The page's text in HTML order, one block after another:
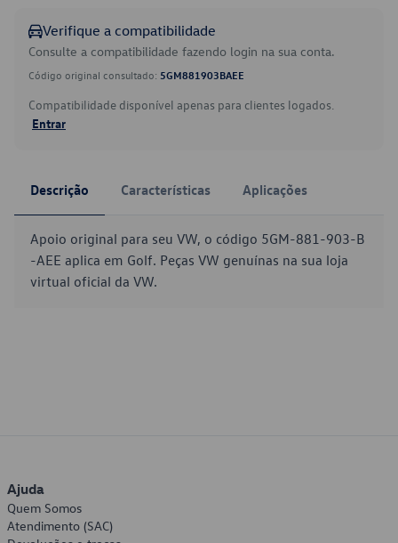
Verifique a compatibilidade
Consulte a compatibilidade fazendo login na sua conta.
Código original consultado: 5GM881903BAEE
Compatibilidade disponível apenas para clientes logados.
Entrar
Descrição Características Aplicações
Apoio original para seu VW, o código 5GM-881-903-B
-AEE aplica em Golf. Peças VW genuínas na sua loja
virtual oficial da VW.
Ajuda
Quem Somos
Atendimento (SAC)